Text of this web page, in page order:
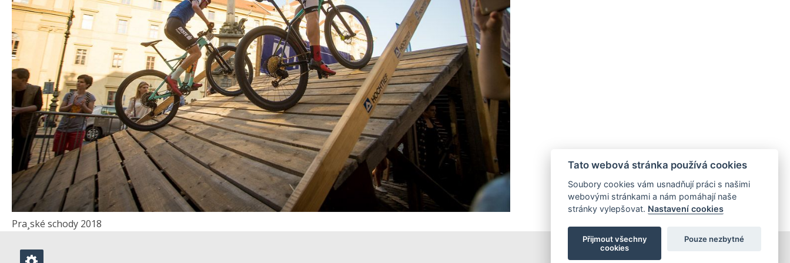
Pra¸ské schody 2018
Tato webová stránka používá cookies
Soubory cookies vám usnadňují práci s našimi
webovými stránkami a nám pomáhají naše
stránky vylepšovat. Nastavení cookies
Přijmout všechny
cookies
Pouze nezbytné